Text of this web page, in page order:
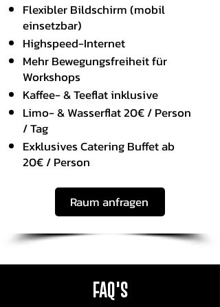
Flexibler Bildschirm (mobil
einsetzbar)
Highspeed-Internet
Mehr Bewegungsfreiheit für
Workshops
Kaffee- & Teeflat inklusive
Limo- & Wasserflat 20€ / Person
/ Tag
Exklusives Catering Buffet ab
20€ / Person
Raum anfragen
FAQ's